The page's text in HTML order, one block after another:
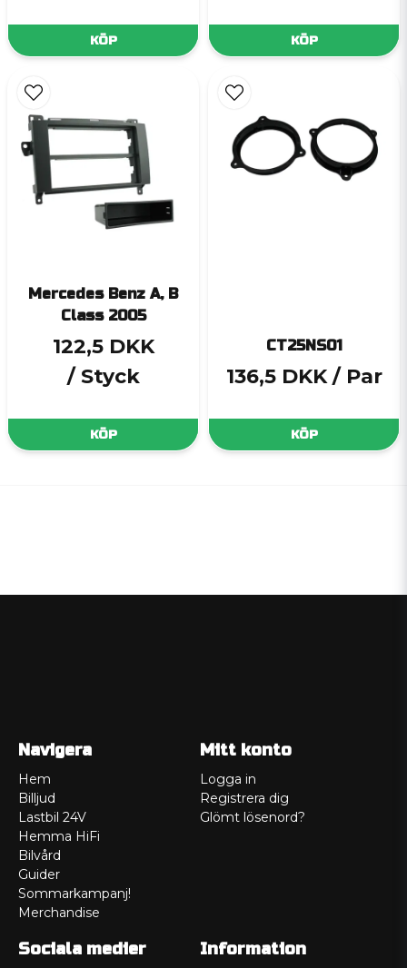
KÖP KÖP
Mercedes Benz A, B
Class 2005
122,5 DKK
/ Styck
KÖP
CT25NS01
136,5 DKK / Par
KÖP
Navigera
Hem
Billjud
Lastbil 24V
Hemma HiFi
Bilvård
Guider
Sommarkampanj!
Merchandise
Mitt konto
Logga in
Registrera dig
Glömt lösenord?
Sociala medier Information